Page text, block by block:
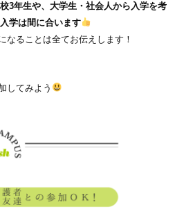
3年生や、 大学生・社会人から入学を考
学は間に合います
なることは全てお伝えします！
してみよう